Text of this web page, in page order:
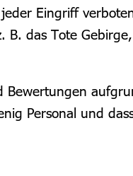
Eingriff
das Tote
Personal und